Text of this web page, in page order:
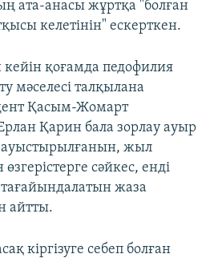
ата-анасы жұртқа "болған
келетінін" ескерткен.
кейін қоғамда педофилия
мәселесі талқылана
Қасым-Жомарт
Қарин бала зорлау ауыр
жыл
сәйкес, енді
жаза
айтты.
кіргізуге себеп болған